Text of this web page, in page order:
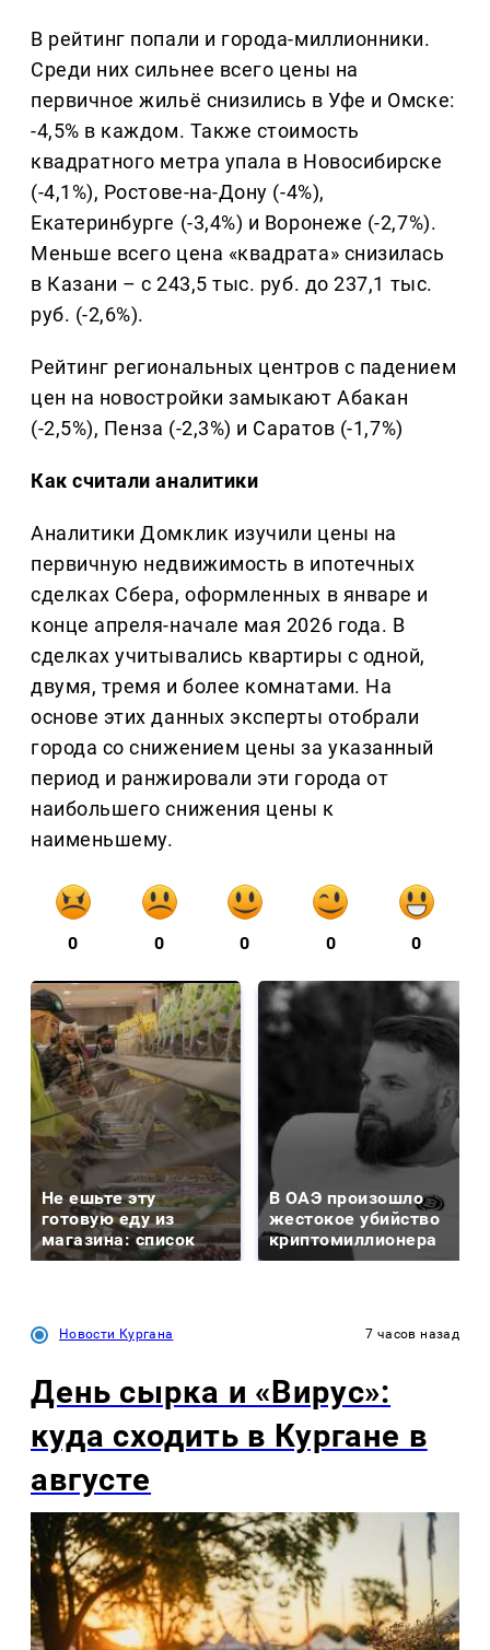
В рейтинг попали и города-миллионники.
Среди них сильнее всего цены на
первичное жильё снизились в Уфе и Омске:
-4,5% в каждом. Также стоимость
квадратного метра упала в Новосибирске
(-4,1%), Ростове-на-Дону (-4%),
Екатеринбурге (-3,4%) и Воронеже (-2,7%).
Меньше всего цена «квадрата» снизилась
в Казани – с 243,5 тыс. руб. до 237,1 тыс.
руб. (-2,6%).
Рейтинг региональных центров с падением
цен на новостройки замыкают Абакан
(-2,5%), Пенза (-2,3%) и Саратов (-1,7%)
Как считали аналитики
Аналитики Домклик изучили цены на
первичную недвижимость в ипотечных
сделках Сбера, оформленных в январе и
конце апреля-начале мая 2026 года. В
сделках учитывались квартиры с одной,
двумя, тремя и более комнатами. На
основе этих данных эксперты отобрали
города со снижением цены за указанный
период и ранжировали эти города от
наибольшего снижения цены к
наименьшему.
0 0 0 0 0
Не ешьте эту
готовую еду из
магазина: список
В ОАЭ произошло
жестокое убийство
криптомиллионера
Новости Кургана 7 часов назад
День сырка и «Вирус»:
куда сходить в Кургане в
августе